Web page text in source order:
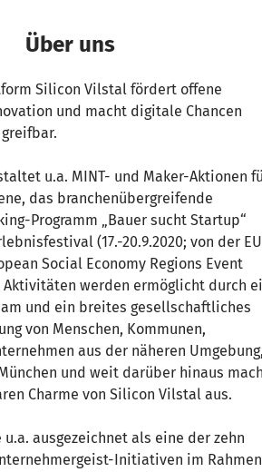
Über uns
Silicon Vilstal fördert offene
und macht digitale Chancen
u.a. MINT- und Maker-Aktionen
das branchenübergreifende
Programm „Bauer sucht Startup“
(17.-20.9.2020; von der
Social Economy Regions Event
Aktivitäten werden ermöglicht durch
und ein breites gesellschaftliches
von Menschen, Kommunen,
aus der näheren
und weit darüber hinaus
Charme von Silicon Vilstal aus.
ausgezeichnet als eine der zehn
Initiativen im Rahmen